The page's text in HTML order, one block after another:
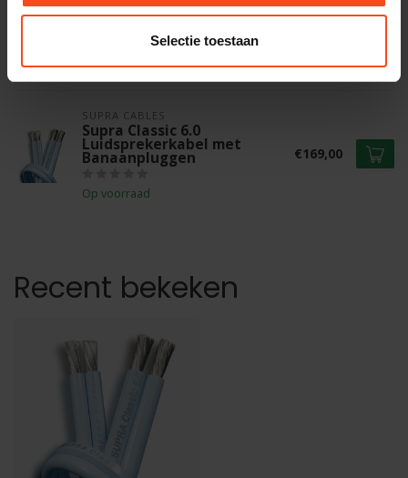
Selectie toestaan
SUPRA CABLES
Supra Classic 4.0 Luidspreker
lichtblauw per meter
Op voorraad
SUPRA CABLES
Supra Classic 6.0
Luidsprekerkabel met
Banaanpluggen
Op voorraad
€169,00
Recent bekeken